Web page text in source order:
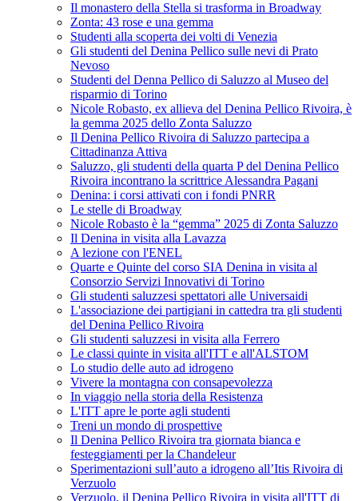
Il monastero della Stella si trasforma in Broadway
Zonta: 43 rose e una gemma
Studenti alla scoperta dei volti di Venezia
Gli studenti del Denina Pellico sulle nevi di Prato
Nevoso
Studenti del Denna Pellico di Saluzzo al Museo del
risparmio di Torino
Nicole Robasto, ex allieva del Denina Pellico Rivoira, è
la gemma 2025 dello Zonta Saluzzo
Il Denina Pellico Rivoira di Saluzzo partecipa a
Cittadinanza Attiva
Saluzzo, gli studenti della quarta P del Denina Pellico
Rivoira incontrano la scrittrice Alessandra Pagani
Denina: i corsi attivati con i fondi PNRR
Le stelle di Broadway
Nicole Robasto è la “gemma” 2025 di Zonta Saluzzo
Il Denina in visita alla Lavazza
A lezione con l'ENEL
Quarte e Quinte del corso SIA Denina in visita al
Consorzio Servizi Innovativi di Torino
Gli studenti saluzzesi spettatori alle Universaidi
L'associazione dei partigiani in cattedra tra gli studenti
del Denina Pellico Rivoira
Gli studenti saluzzesi in visita alla Ferrero
Le classi quinte in visita all'ITT e all'ALSTOM
Lo studio delle auto ad idrogeno
Vivere la montagna con consapevolezza
In viaggio nella storia della Resistenza
L'ITT apre le porte agli studenti
Treni un mondo di prospettive
Il Denina Pellico Rivoira tra giornata bianca e
festeggiamenti per la Chandeleur
Sperimentazioni sull’auto a idrogeno all’Itis Rivoira di
Verzuolo
Verzuolo, il Denina Pellico Rivoira in visita all'ITT di